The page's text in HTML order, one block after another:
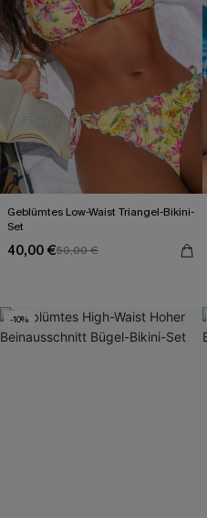
Geblümtes Low-Waist Triangel-Bikini-
Set
40,00 €50,00 €
-10%